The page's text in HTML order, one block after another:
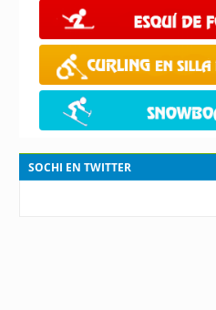
SOCHI EN TWITTER